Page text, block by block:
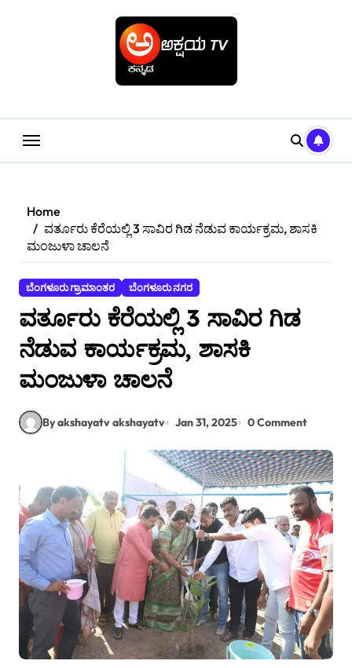
Home
ವರ್ತೂರು ಕೆರೆಯಲ್ಲಿ 3 ಸಾವಿರ ಗಿಡ ನೆಡುವ ಕಾರ್ಯಕ್ರಮ, ಶಾಸಕಿ
ಮಂಜುಳಾ ಚಾಲನೆ
ಬೆಂಗಳೂರು ಗ್ರಾಮಾಂತರ ಬೆಂಗಳೂರು ನಗರ
ವರ್ತೂರು ಕೆರೆಯಲ್ಲಿ 3 ಸಾವಿರ ಗಿಡ
ನೆಡುವ ಕಾರ್ಯಕ್ರಮ, ಶಾಸಕಿ
ಮಂಜುಳಾ ಚಾಲನೆ
By akshayatv akshayatv Jan 31, 2025 0 Comment